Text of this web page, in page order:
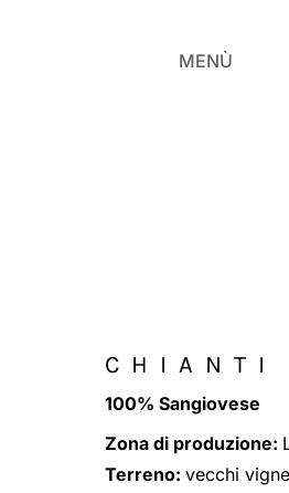
MENÙ
CHIANTI
100% Sangiovese
Zona di produzione:
Terreno: vecchi